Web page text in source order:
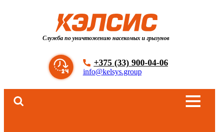
Служба по уничтожению насекомых и грызунов
+375 (33) 900-04-06
info@kelsys.group
Холодным и